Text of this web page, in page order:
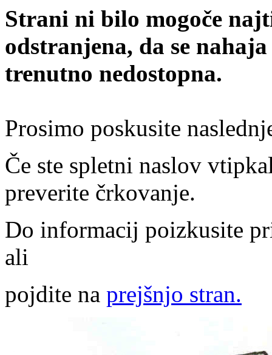
Strani ni bilo mogoče
odstranjena, da se
trenutno nedostopna.
Prosimo poskusite
Če ste spletni naslov
preverite črkovanje.
Do informacij poizkusite
ali
pojdite na prejšnjo stran.